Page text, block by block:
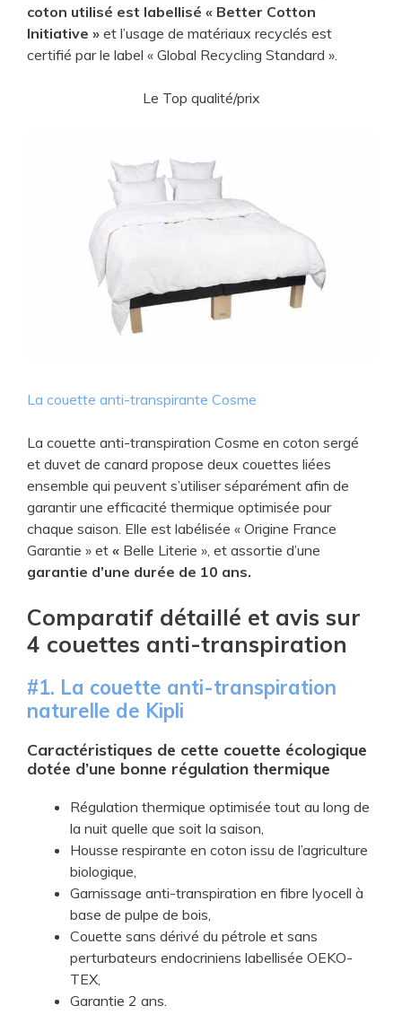
coton utilisé est labellisé « Better Cotton
Initiative » et l’usage de matériaux recyclés est
certifié par le label « Global Recycling Standard ».
Le Top qualité/prix
La couette anti-transpirante Cosme
La couette anti-transpiration Cosme en coton sergé
et duvet de canard propose deux couettes liées
ensemble qui peuvent s’utiliser séparément afin de
garantir une efficacité thermique optimisée pour
chaque saison. Elle est labélisée « Origine France
Garantie » et « Belle Literie », et assortie d’une
garantie d’une durée de 10 ans.
​Comparatif détaillé et avis sur​
4 couettes anti-transpiration
​#1. ​La couette anti-transpiration
naturelle de Kipli
Caractéristiques de cette couette écologique
dotée d’une bonne régulation thermique
​Régulation thermique optimisée tout au long de
la nuit quelle que soit la saison,
​Housse respirante en coton issu de l’agriculture
biologique,
​Garnissage anti-transpiration en fibre lyocell à
base de pulpe de bois,
​Couette sans dérivé du pétrole et sans
perturbateurs endocriniens labellisée OEKO-
TEX,
​Garantie 2 ans.